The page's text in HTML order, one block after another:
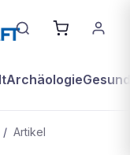
Archäologie
/ Artikel